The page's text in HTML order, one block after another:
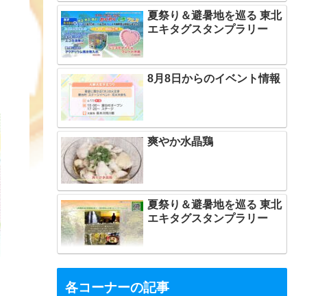
夏祭り＆避暑地を巡る 東北
エキタグスタンプラリー
8月8日からのイベント情報
爽やか水晶鶏
夏祭り＆避暑地を巡る 東北
エキタグスタンプラリー
各コーナーの記事